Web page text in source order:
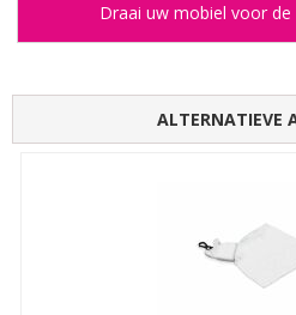
Draai uw mobiel voor
ALTERNATIEVE